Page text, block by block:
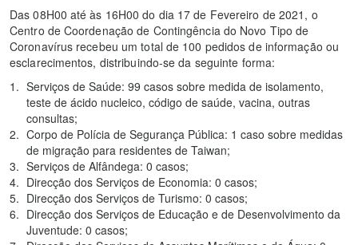
Das 08H00 até às 16H00 do dia 17 de Fevereiro de 2021, o
Centro de Coordenação de Contingência do Novo Tipo de
Coronavírus recebeu um total de 100 pedidos de informação ou
esclarecimentos, distribuindo-se da seguinte forma:
Serviços de Saúde: 99 casos sobre medida de isolamento,
teste de ácido nucleico, código de saúde, vacina, outras
consultas;
Corpo de Polícia de Segurança Pública: 1 caso sobre medidas
de migração para residentes de Taiwan;
Serviços de Alfândega: 0 casos;
Direcção dos Serviços de Economia: 0 casos;
Direcção dos Serviços de Turismo: 0 casos;
Direcção dos Serviços de Educação e de Desenvolvimento da
Juventude: 0 casos;